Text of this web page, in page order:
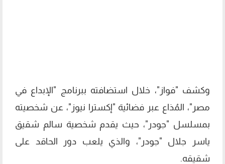
وكشف "فواز"، خلال استضافته ببرنامج "الإبداع في
مصر"، المُذاع عبر فضائية "إكسترا نيوز"، عن شخصيته
بمسلسل "جودر"، حيث يقدم شخصية سالم شقيق
ياسر جلال "جودر"، والذي يلعب دور الحاقد على
شقيقه.